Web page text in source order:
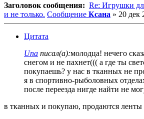
Заголовок сообщения: Re: Игрушки
и не только. Сообщение Ксана » 20 дек
Цитата
Una писал(а):молодца! нечего
снегом и не пахнет((( а где ты
покупаешь? у нас в тканных не
я в спортивно-рыболовных
после переезда нигде найти не
в тканных и покупаю, продаются